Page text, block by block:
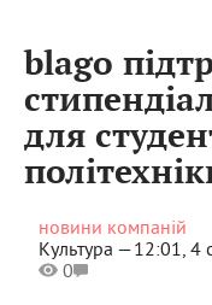
blago
для
новини компаній
Культура —12:01, 4
0